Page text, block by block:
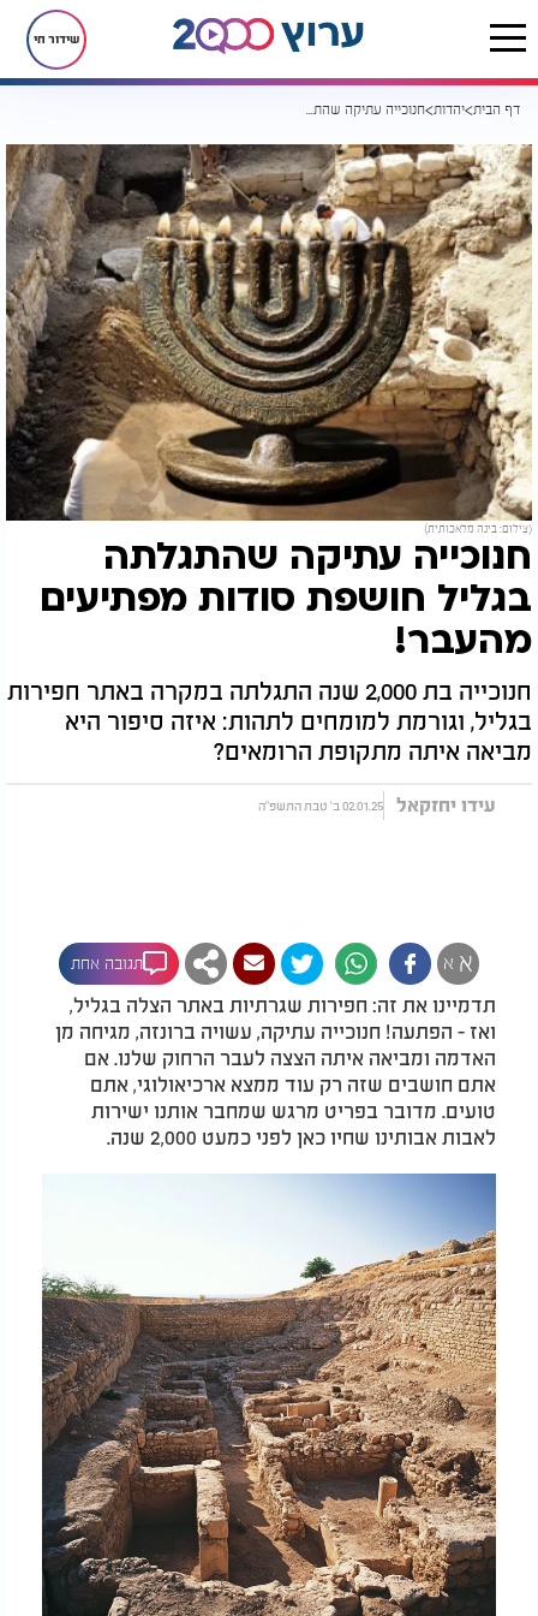
שידור חי
דף הבית יהדות חנוכייה עתיקה שהתגלתה בגליל חושפת סודות מפתיעים מהעבר!
(צילום: בינה מלאכותית)
חנוכייה עתיקה שהתגלתה
בגליל חושפת סודות מפתיעים
מהעבר!
חנוכייה בת 2,000 שנה התגלתה במקרה באתר חפירות
בגליל, וגורמת למומחים לתהות: איזה סיפור היא
מביאה איתה מתקופת הרומאים?
עידו יחזקאל 02.01.25 ב' טבת התשפ"ה
א א תגובה אחת
תדמיינו את זה: חפירות שגרתיות באתר הצלה בגליל,
ואז - הפתעה! חנוכייה עתיקה, עשויה ברונזה, מגיחה מן
האדמה ומביאה איתה הצצה לעבר הרחוק שלנו. אם
אתם חושבים שזה רק עוד ממצא ארכיאולוגי, אתם
טועים. מדובר בפריט מרגש שמחבר אותנו ישירות
לאבות אבותינו שחיו כאן לפני כמעט 2,000 שנה.